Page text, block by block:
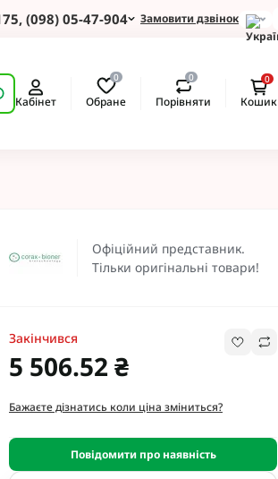
(098) 05-47-904 Замовити дзвінок
Кабінет
0
Обране
0
Порівняти
0
Кошик
Зернових
для Соняшнику
Картоплі
Пест ЮА
Офіційний представник.
Тільки оригінальні товари!
Закінчився
5 506.52 ₴
Бажаєте дізнатись коли ціна зміниться?
Повідомити про наявність